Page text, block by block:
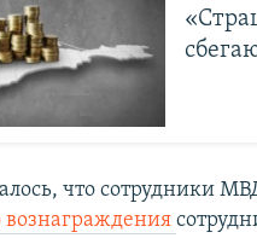
что сотрудники
вознаграждения